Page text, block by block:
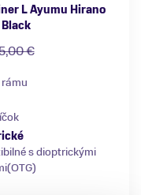
L Ayumu Hirano
€
s dioptrickými